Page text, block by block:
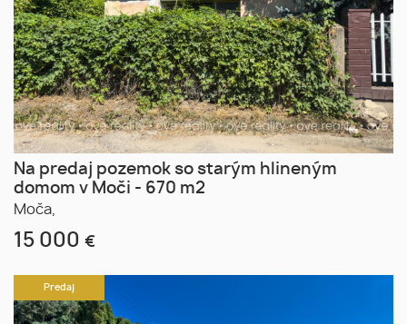
Na predaj pozemok so starým hlineným
domom v Moči - 670 m2
Moča,
15 000 €
Predaj